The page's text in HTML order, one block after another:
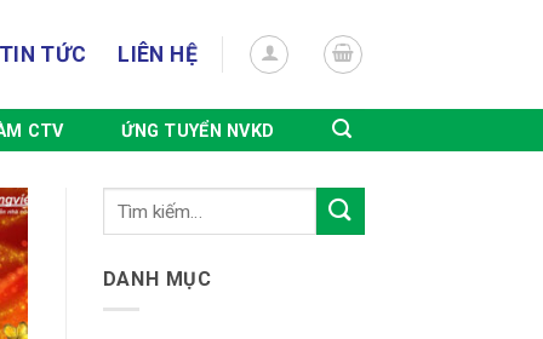
TIN TỨC LIÊN HỆ
CTV ỨNG TUYỂN NVKD
DANH MỤC